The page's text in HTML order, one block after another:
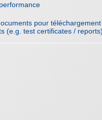
pour
(e.g. test certificates /